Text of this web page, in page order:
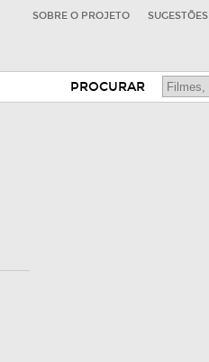
SOBRE O PROJETO SUGESTÕES
PROCURAR